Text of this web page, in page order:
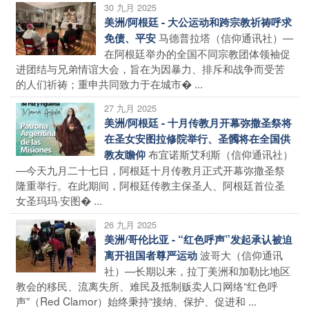
30 九月 2025
美洲/阿根廷 - 大公运动和跨宗教祈祷呼求
免债、平安马德普拉塔（信仰通讯社）—
在阿根廷举办的全国不同宗教团体领袖促
进团结与兄弟情谊大会，旨在为因暴力、排斥和战争而受苦
的人们祈祷；重申共同致力于在城市� ...
27 九月 2025
美洲/阿根廷 - 十月传教月开幕弥撒圣祭将
在圣女安图拉修院举行、圣髑将在全国供
教友瞻仰布宜诺斯艾利斯（信仰通讯社）
—今天九月二十七日，阿根廷十月传教月正式开幕弥撒圣祭
隆重举行。在此期间，阿根廷传教主保圣人、阿根廷首位圣
女圣玛玛·安图� ...
26 九月 2025
美洲/哥伦比亚 - “红色呼声”发起承认被迫
离开祖国者尊严运动波哥大（信仰通讯
社）—长期以来，拉丁美洲和加勒比地区
教会的移民、流离失所、难民及抵制贩卖人口网络“红色呼
声”（Red Clamor）始终秉持“接纳、保护、促进和 ...